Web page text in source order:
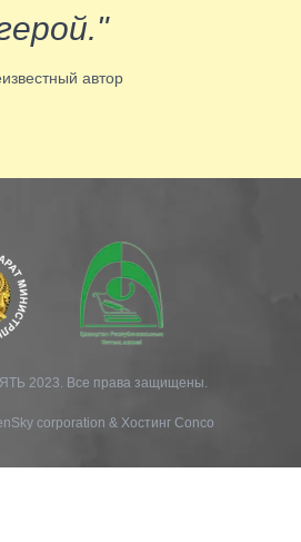
автор
2023. Все права защищены.
corporation & Хостинг Conco